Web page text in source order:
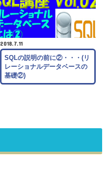
2018.7.11
SQLの説明の前に②・・・(リ
レーショナルデータベースの
基礎②)